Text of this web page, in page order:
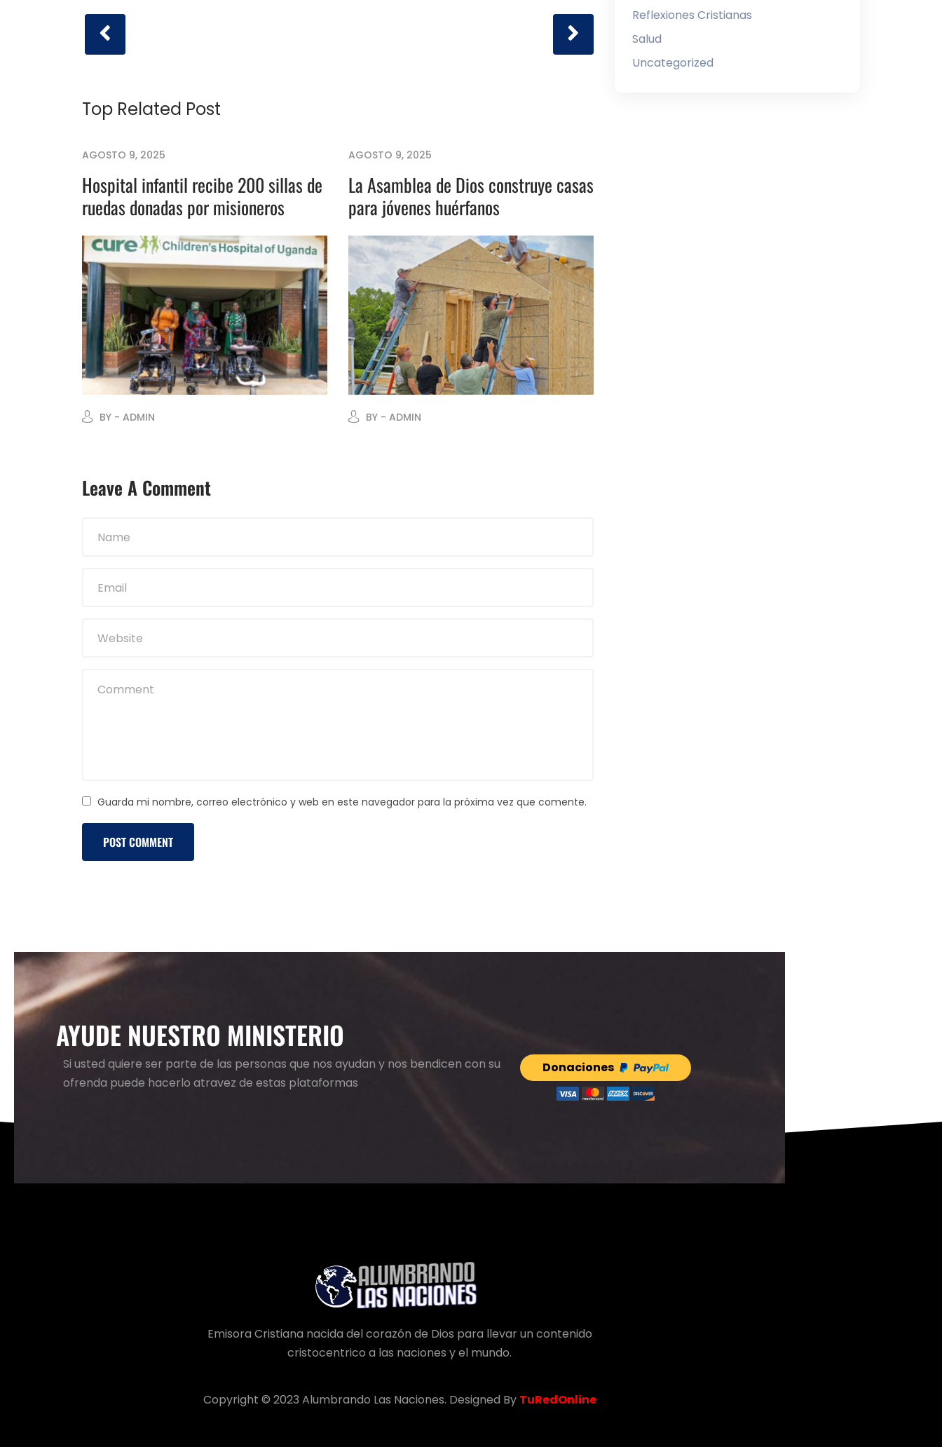
Top Related Post
AGOSTO 9, 2025
Hospital infantil recibe 200 sillas de
ruedas donadas por misioneros
BY - ADMIN
AGOSTO 9, 2025
La Asamblea de Dios construye casas
para jóvenes huérfanos
BY - ADMIN
Leave A Comment
Guarda mi nombre, correo electrónico y web en este navegador para la próxima vez que comente.
Reflexiones Cristianas
Salud
Uncategorized
AYUDE NUESTRO MINISTERIO
Si usted quiere ser parte de las personas que nos ayudan y nos bendicen con su
ofrenda puede hacerlo atravez de estas plataformas
Donaciones
Emisora Cristiana nacida del corazón de Dios para llevar un contenido
cristocentrico a las naciones y el mundo.
Copyright © 2023 Alumbrando Las Naciones. Designed By TuRedOnline